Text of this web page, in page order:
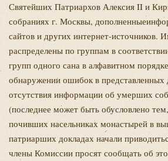
Святейших Патриархов Алексия II и
собраниях г. Москвы,
сайтов и других интернет-источников.
распределены по группам в
групп одного сана в алфавитном
обнаружении ошибок в представленных
отсутствия информации об умерших
(последнее может быть обусловлено
почивших насельниках монастырей в
патриарших докладах начали
члены Комиссии просят сообщать об